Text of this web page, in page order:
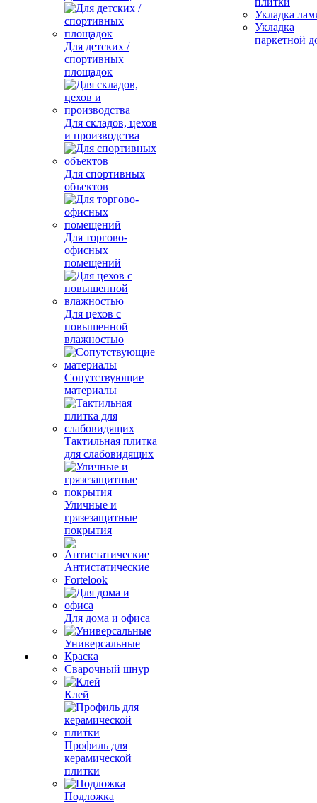
Для детских /
спортивных
площадок
Для складов, цехов
и производства
Для спортивных
объектов
Для торгово-
офисных
помещений
Для цехов с
повышенной
влажностью
Сопутствующие
материалы
Тактильная плитка
для слабовидящих
Уличные и
грязезащитные
покрытия
Антистатические
Fortelook
Для дома и офиса
Универсальные
Краска
Сварочный шнур
Клей
Профиль для
керамической
плитки
Подложка
Укладка
Укладка
паркетной